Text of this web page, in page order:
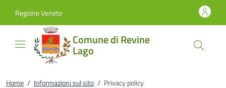
Regione Veneto
Comune di Revine
Lago
Home / Informazioni sul sito / Privacy policy